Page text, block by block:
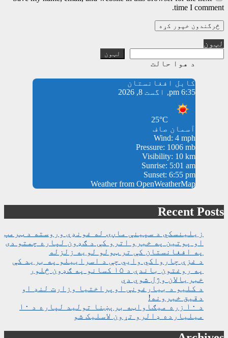
time I comment.
لټون
لټون
د هوا حالت
کابل افغانستان
6:35 pm, اگست 8, 2026
25°C
آسمان صاف
Wind: 4 mph
Pressure: 1006 mb
Visibility: 10 km
Sunrise: 5:01 am
Sunset: 6:55 pm
Weather from OpenWeatherMap
Recent Posts
زیلینسکي د سپینې ماڼۍ له غونډې وروسته د ټرمپ
او پوتین په خبرو اترو کې د ګډون لپاره چمتو دی
په افغانستان کې تر ټولو لویه زلزله
د غزې چارواکي وايي چې د اسراییلو په برید کې
په روغتون باندې د ۱۵ کسانو په ګډون څلور
خبریالان وژل شوي دي
د کلیو د بیارغونې اوپراختیا وزارت لنډ او
دقیق خبرونه!
د ۱۰ زره میګاواټه برېښنا تولید لپاره د ۱۰
میلیارده ډالرو تړون لاسلیک شو